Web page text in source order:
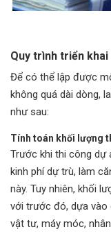
Quy trình triển
Để có thể lập được
không quá dài dòng,
như sau:
Tính toán khối lượng
Trước khi thi công dự
kinh phí dự trù, làm
này. Tuy nhiên, khối
với trước đó, dựa vào
vật tư, máy móc,